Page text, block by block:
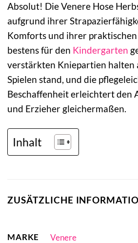
Absolut! Die Venere Hose
aufgrund ihrer
Komforts und ihrer
bestens für den Kindergarten
verstärkten Kniepartien halten
Spielen stand, und die
Beschaffenheit erleichtert den
und Erzieher gleichermaßen.
Inhalt
ZUSÄTZLICHE
MARKE Venere